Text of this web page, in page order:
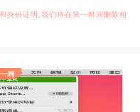
身份证明,我们将在第一时间删除相